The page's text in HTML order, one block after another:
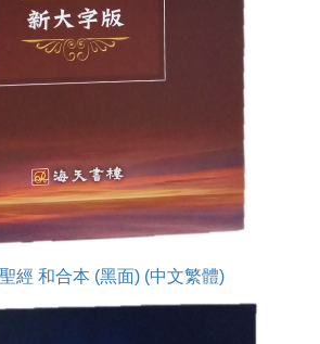
經 和合本 (黑面) (中文繁體)